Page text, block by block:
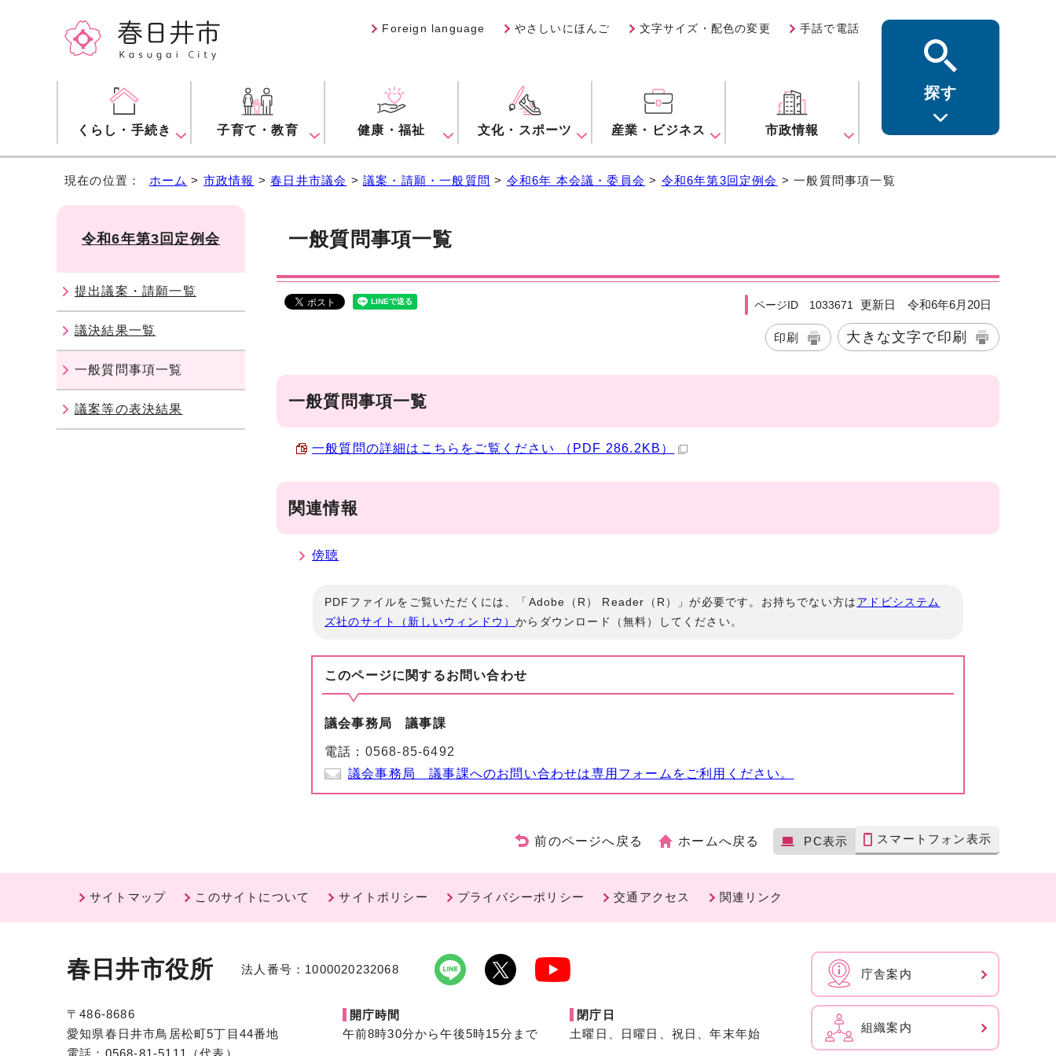
Foreign language やさしいにほんご 文字サイズ・配色の変更 手話で電話
くらし・手続き 子育て・教育 健康・福祉 文化・スポーツ 産業・ビジネス 市政情報
探す
現在の位置： ホーム > 市政情報 >春日井市議会 >議案・請願・一般質問 > 令和6年 本会議・委員会 > 令和6年第3回定例会 > 一般質問事項一覧
一般質問事項一覧
ページID 1033671 更新日 令和6年6月20日
印刷 大きな文字で印刷
一般質問事項一覧
一般質問の詳細はこちらをご覧ください （PDF 286.2KB）
関連情報
傍聴
PDFファイルをご覧いただくには、「Adobe（R） Reader（R）」が必要です。お持ちでない方はアドビシステム
ズ社のサイト（新しいウィンドウ）からダウンロード（無料）してください。
このページに関するお問い合わせ
議会事務局 議事課
電話： 0568-85-6492
議会事務局 議事課へのお問い合わせは専用フォームをご利用ください。
令和6年第3回定例会
提出議案・請願一覧
議決結果一覧
一般質問事項一覧
議案等の表決結果
前のページへ戻る ホームへ戻る PC表示 スマートフォン表示
サイトマップ このサイトについて サイトポリシー プライバシーポリシー 交通アクセス 関連リンク
春日井市役所 法人番号：1000020232068
〒486-8686
愛知県春日井市鳥居松町5丁目44番地
開庁時間
午前8時30分から午後5時15分まで
閉庁日
土曜日、日曜日、祝日、年末年始
庁舎案内
組織案内